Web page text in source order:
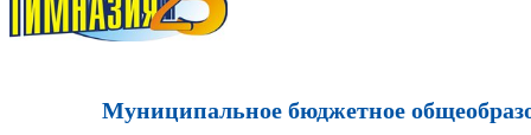
Муниципальное бюджетное